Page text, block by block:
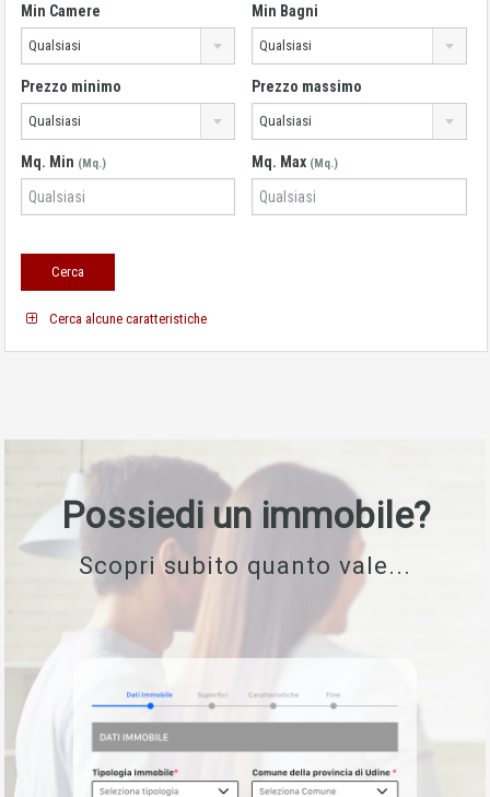
Min Camere
Qualsiasi
Min Bagni
Qualsiasi
Prezzo minimo
Qualsiasi
Prezzo massimo
Qualsiasi
Mq. Min (Mq.) Mq. Max (Mq.)
Cerca alcune caratteristiche
Possiedi un immobile?
Scopri subito quanto vale...